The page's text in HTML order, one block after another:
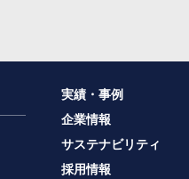
実績・事例
企業情報
サステナビリティ
採用情報